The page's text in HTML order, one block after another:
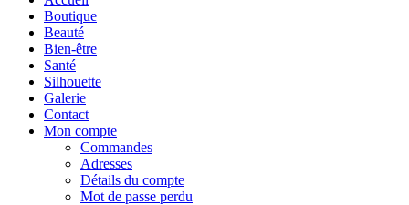
Boutique
Beauté
Bien-être
Santé
Silhouette
Galerie
Contact
Mon compte
Commandes
Adresses
Détails du compte
Mot de passe perdu